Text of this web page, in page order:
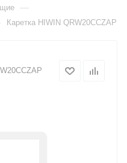
—
Каретка HIWIN QRW20CCZAP